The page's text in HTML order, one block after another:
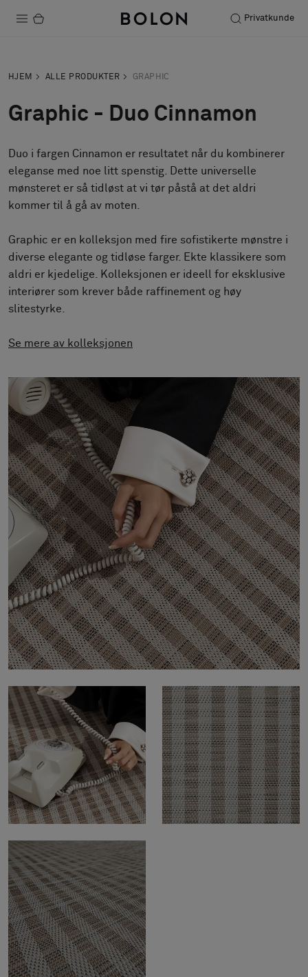
Privatkunde
Bærekraft
Installation
Vedlikehold
Samarbeid med designere
FAQ
Om oss
Pattern Tile Tool
Velg land
HJEM ALLE PRODUKTER GRAPHIC
Graphic - Duo Cinnamon
Duo i fargen Cinnamon er resultatet når du kombinerer
eleganse med noe litt spenstig. Dette universelle
mønsteret er så tidløst at vi tør påstå at det aldri
kommer til å gå av moten.
Graphic er en kolleksjon med fire sofistikerte mønstre i
diverse elegante og tidløse farger. Ekte klassikere som
aldri er kjedelige. Kolleksjonen er ideell for eksklusive
interiører som krever både raffinement og høy
slitestyrke.
Se mere av kolleksjonen